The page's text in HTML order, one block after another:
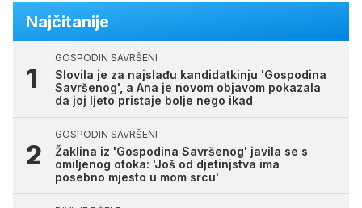
Najčitanije
GOSPODIN SAVRŠENI
Slovila je za najslađu kandidatkinju 'Gospodina
Savršenog', a Ana je novom objavom pokazala
da joj ljeto pristaje bolje nego ikad
GOSPODIN SAVRŠENI
Žaklina iz 'Gospodina Savršenog' javila se s
omiljenog otoka: 'Još od djetinjstva ima
posebno mjesto u mom srcu'